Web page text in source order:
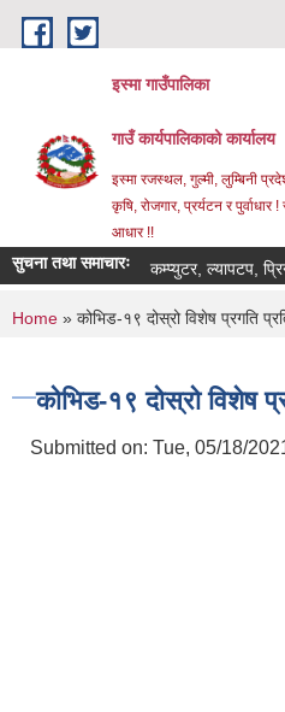
Skip to main content
इस्मा गाउँपालिका
गाउँ कार्यपालिकाको कार्यालय
इस्मा रजस्थल, गुल्मी, लुम्बिनी
कृषि, रोजगार, प्रर्यटन र
आधार !!
सुचना तथा समाचारःकम्प्युटर, ल्यापटप, प्रिन्टर
You are here
Home » कोभिड-१९ दोस्रो विशेष प्रगति
कोभिड-१९ दोस्रो विशेष
Submitted on: Tue, 05/18/